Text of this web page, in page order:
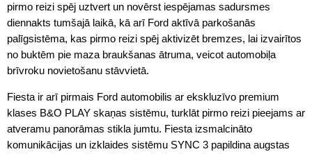
pirmo reizi spēj uztvert un novērst iespējamas sadursmes
diennakts tumšajā laikā, kā arī Ford aktīvā parkošanās
palīgsistēma, kas pirmo reizi spēj aktivizēt bremzes, lai izvairītos
no buktēm pie maza braukšanas ātruma, veicot automobiļa
brīvroku novietošanu stāvvietā.
Fiesta ir arī pirmais Ford automobilis ar ekskluzīvo premium
klases B&O PLAY skaņas sistēmu, turklāt pirmo reizi pieejams ar
atveramu panorāmas stikla jumtu. Fiesta izsmalcināto
komunikācijas un izklaides sistēmu SYNC 3 papildina augstas